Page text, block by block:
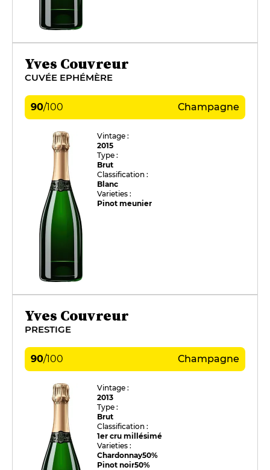
Yves Couvreur
CUVÉE EPHÉMÈRE
90/100 Champagne
Vintage :
2015
Type :
Brut
Classification :
Blanc
Varieties :
Pinot meunier
Yves Couvreur
PRESTIGE
90/100 Champagne
Vintage :
2013
Type :
Brut
Classification :
1er cru millésimé
Varieties :
Chardonnay50%
Pinot noir50%